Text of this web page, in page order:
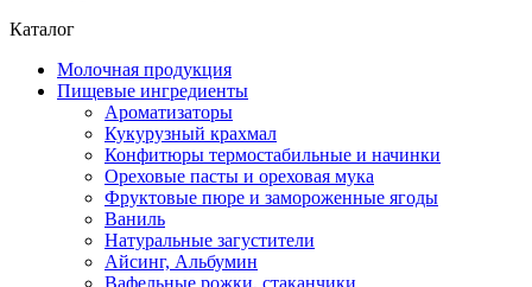
Каталог
Молочная продукция
Пищевые ингредиенты
Ароматизаторы
Кукурузный крахмал
Конфитюры термостабильные и начинки
Ореховые пасты и ореховая мука
Фруктовые пюре и замороженные ягоды
Ваниль
Натуральные загустители
Айсинг, Альбумин
Вафельные рожки, стаканчики